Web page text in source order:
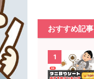
おすすめ記事
1